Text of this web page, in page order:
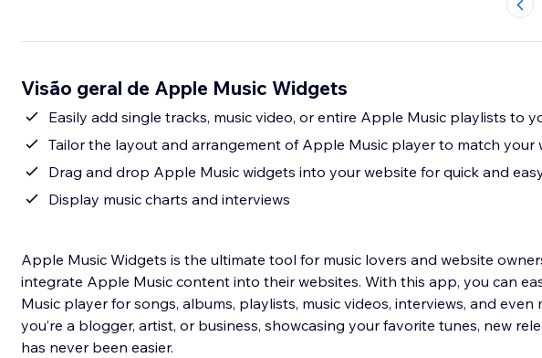
Visão geral de Apple Music Widgets
Easily add single tracks, music video, or entire Apple Music playlists to
Tailor the layout and arrangement of Apple Music player to match your
Drag and drop Apple Music widgets into your website for quick and
Display music charts and interviews
Apple Music Widgets is the ultimate tool for music lovers and website
integrate Apple Music content into their websites. With this app, you can
Music player for songs, albums, playlists, music videos, interviews, and even
you’re a blogger, artist, or business, showcasing your favorite tunes, new
has never been easier.